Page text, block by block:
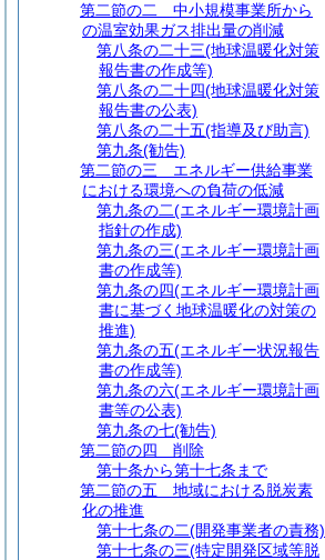
第二節の二
中小規模事業所から
の温室効果ガス排出量の削減
第八条の二十三(地球温暖化対策
報告書の作成等)
第八条の二十四(地球温暖化対策
報告書の公表)
第八条の二十五(指導及び助言)
第九条(勧告)
第二節の三
エネルギー供給事業
における環境への負荷の低減
第九条の二(エネルギー環境計画
指針の作成)
第九条の三(エネルギー環境計画
書の作成等)
第九条の四(エネルギー環境計画
書に基づく地球温暖化の対策の
推進)
第九条の五(エネルギー状況報告
書の作成等)
第九条の六(エネルギー環境計画
書等の公表)
第九条の七(勧告)
第二節の四
削除
第十条から第十七条まで
第二節の五
地域における脱炭素
化の推進
第十七条の二(開発事業者の責務)
第十七条の三(特定開発区域等脱